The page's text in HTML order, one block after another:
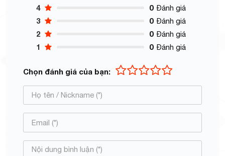
4 0 Đánh giá
3 0 Đánh giá
2 0 Đánh giá
1 0 Đánh giá
Chọn đánh giá của bạn: